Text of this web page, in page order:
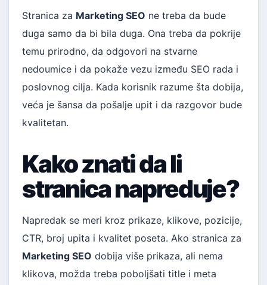
Stranica za Marketing SEO ne treba da bude
duga samo da bi bila duga. Ona treba da pokrije
temu prirodno, da odgovori na stvarne
nedoumice i da pokaže vezu između SEO rada i
poslovnog cilja. Kada korisnik razume šta dobija,
veća je šansa da pošalje upit i da razgovor bude
kvalitetan.
Kako znati da li
stranica napreduje?
Napredak se meri kroz prikaze, klikove, pozicije,
CTR, broj upita i kvalitet poseta. Ako stranica za
Marketing SEO dobija više prikaza, ali nema
klikova, možda treba poboljšati title i meta